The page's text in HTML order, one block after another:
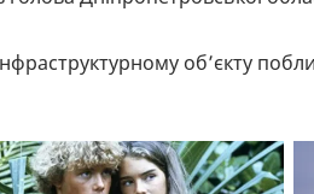
об’єкту